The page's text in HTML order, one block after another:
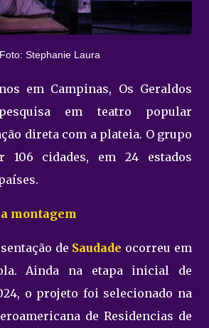
Foto: Stephanie Laura
em Campinas, Os Geraldos
em teatro popular
direta com a plateia. O grupo
106 cidades, em 24 estados
montagem
de Saudade ocorreu em
Ainda na etapa inicial de
o projeto foi selecionado na
de Residencias de